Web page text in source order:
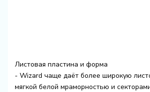
Листовая пластина и форма
- Wizard чаще даёт более широкую
мягкой белой мраморностью и